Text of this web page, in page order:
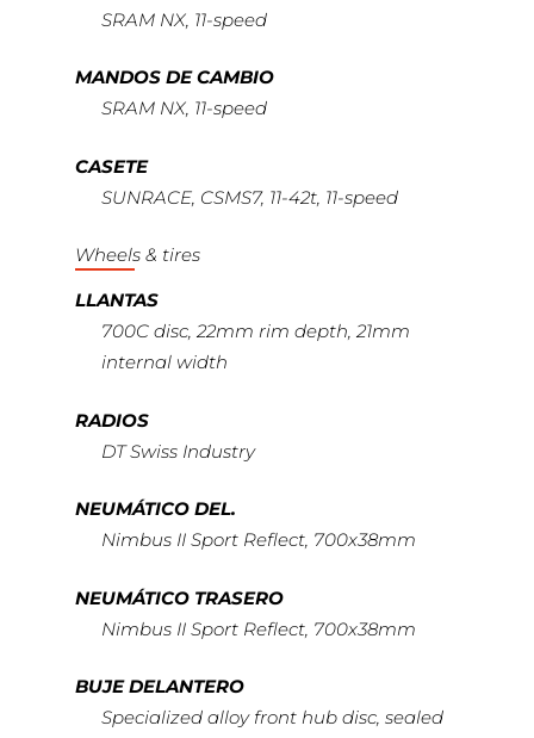
SRAM NX, 11-speed
MANDOS DE CAMBIO
SRAM NX, 11-speed
CASETE
SUNRACE, CSMS7, 11-42t, 11-speed
Wheels & tires
LLANTAS
700C disc, 22mm rim depth, 21mm
internal width
RADIOS
DT Swiss Industry
NEUMÁTICO DEL.
Nimbus II Sport Reflect, 700x38mm
NEUMÁTICO TRASERO
Nimbus II Sport Reflect, 700x38mm
BUJE DELANTERO
Specialized alloy front hub disc, sealed